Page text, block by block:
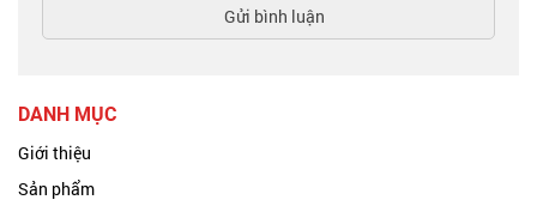
DANH MỤC
Giới thiệu
Sản phẩm